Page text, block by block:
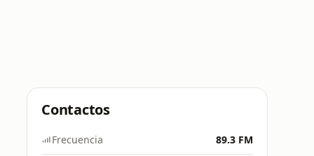
Contactos
Frecuencia 89.3 FM